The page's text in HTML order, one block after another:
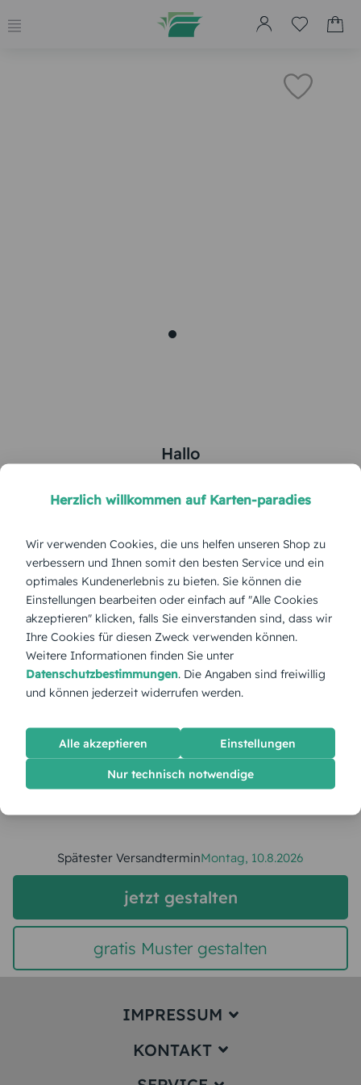
Hallo
Farbe:
Format: Postkarte 148x105 mm
Papierart: Bilderdruck
Menge:
Stückpreis: 1,55 €
Gesamtpreis: 38,75 € Inkl. MwSt. zzgl. Versand
Spätester VersandterminMontag, 10.8.2026
jetzt gestalten
gratis Muster gestalten
IMPRESSUM
Impressum
KONTAKT
Herzlich willkommen auf Karten-paradies
Wir verwenden Cookies, die uns helfen unseren Shop zu
verbessern und Ihnen somit den besten Service und ein
optimales Kundenerlebnis zu bieten. Sie können die
Einstellungen bearbeiten oder einfach auf "Alle Cookies
akzeptieren" klicken, falls Sie einverstanden sind, dass wir
Ihre Cookies für diesen Zweck verwenden können.
Weitere Informationen finden Sie unter
Datenschutzbestimmungen. Die Angaben sind freiwillig
und können jederzeit widerrufen werden.
Alle akzeptieren Einstellungen
Nur technisch notwendige